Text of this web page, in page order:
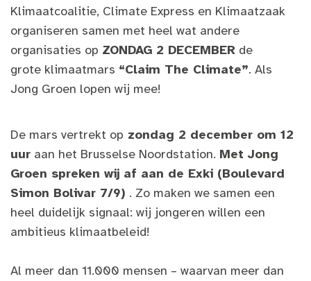
Klimaatcoalitie, Climate Express en Klimaatzaak
organiseren samen met heel wat andere
organisaties op ZONDAG 2 DECEMBER de
grote klimaatmars “Claim The Climate”. Als
Jong Groen lopen wij mee!
De mars vertrekt op zondag 2 december om 12
uur aan het Brusselse Noordstation. Met Jong
Groen spreken wij af aan de Exki (Boulevard
Simon Bolivar 7/9) . Zo maken we samen een
heel duidelijk signaal: wij jongeren willen een
ambitieus klimaatbeleid!
Al meer dan 11.000 mensen – waarvan meer dan